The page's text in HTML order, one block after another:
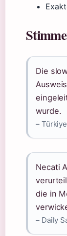
Die
wurde.
–
Necati
die in
– Daily